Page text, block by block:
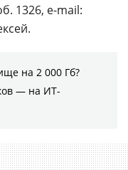
1326, e-mail:
на 2 000 Гб?
― на ИТ-